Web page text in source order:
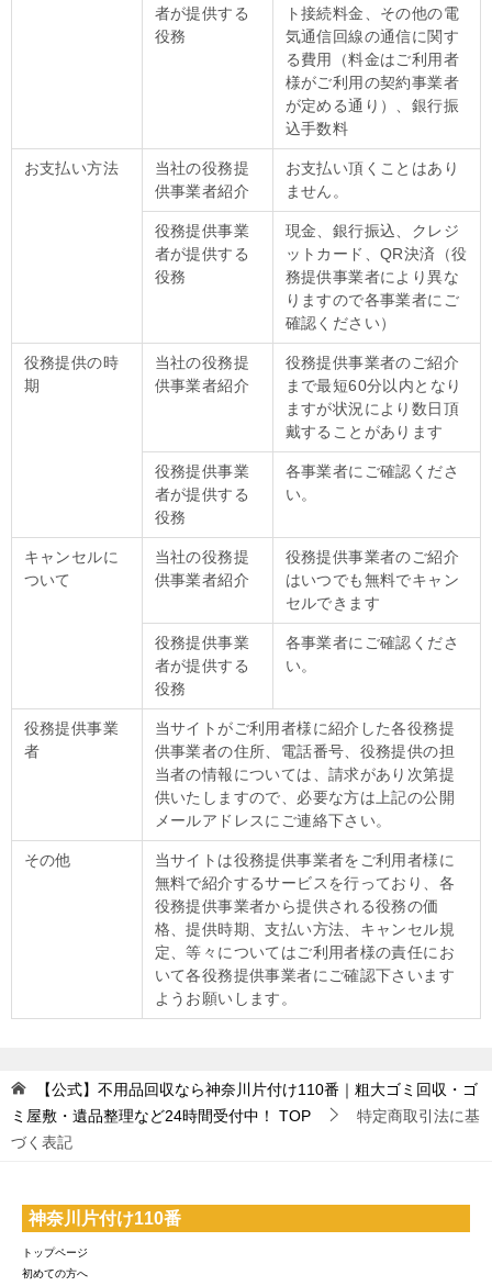
者が提供する
役務
ト接続料金、その他の電
気通信回線の通信に関す
る費用（料金はご利用者
様がご利用の契約事業者
が定める通り）、銀行振
込手数料
お支払い方法
当社の役務提
供事業者紹介
お支払い頂くことはあり
ません。
役務提供事業
者が提供する
役務
現金、銀行振込、クレジ
ットカード、QR決済（役
務提供事業者により異な
りますので各事業者にご
確認ください）
役務提供の時
期
当社の役務提
供事業者紹介
役務提供事業者のご紹介
まで最短60分以内となり
ますが状況により数日頂
戴することがあります
役務提供事業
者が提供する
役務
各事業者にご確認くださ
い。
キャンセルに
ついて
当社の役務提
供事業者紹介
役務提供事業者のご紹介
はいつでも無料でキャン
セルできます
役務提供事業
者が提供する
役務
各事業者にご確認くださ
い。
役務提供事業
者
当サイトがご利用者様に紹介した各役務提
供事業者の住所、電話番号、役務提供の担
当者の情報については、請求があり次第提
供いたしますので、必要な方は上記の公開
メールアドレスにご連絡下さい。
その他
当サイトは役務提供事業者をご利用者様に
無料で紹介するサービスを行っており、各
役務提供事業者から提供される役務の価
格、提供時期、支払い方法、キャンセル規
定、等々についてはご利用者様の責任にお
いて各役務提供事業者にご確認下さいます
ようお願いします。
【公式】不用品回収なら神奈川片付け110番｜粗大ゴミ回収・ゴ
ミ屋敷・遺品整理など24時間受付中！
TOP
特定商取引法に基
づく表記
神奈川片付け110番
トップページ
初めての方へ